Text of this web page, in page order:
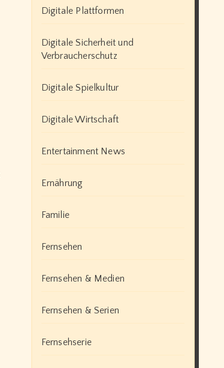
Digitale Plattformen
Digitale Sicherheit und
Verbraucherschutz
Digitale Spielkultur
Digitale Wirtschaft
Entertainment News
Ernährung
Familie
Fernsehen
Fernsehen & Medien
Fernsehen & Serien
Fernsehserie